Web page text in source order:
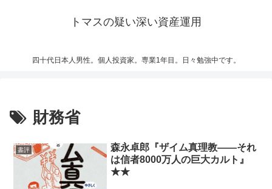
トマスの疑い深い資産運用
四十代日本人男性。個人投資家。専業1年目。日々勉強中です。
財務省
書評
森永卓郎『ザイム真理教――それ
は信者8000万人の巨大カルト』
★★